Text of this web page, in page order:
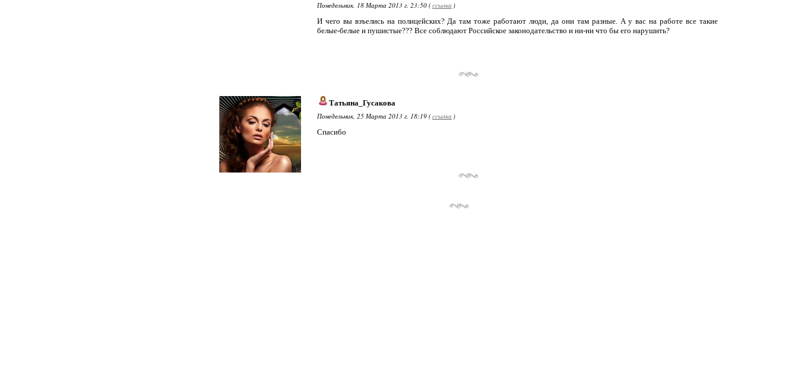
Понедельник, 18 Марта 2013 г. 23:50 (ссылка )
И чего вы взъелись на полицейских? Да там тоже работают люди, да они там разные. А у вас на работе все такие
белые-белые и пушистые??? Все соблюдают Российское законодательство и ни-ни что бы его нарушить?
Татьяна_Гусакова
Понедельник, 25 Марта 2013 г. 18:19 (ссылка )
Спасибо